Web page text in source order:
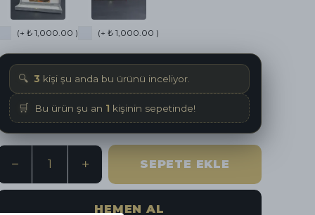
(+ ₺ 1,000.00 ) (+ ₺ 1,000.00 )
🔍 3 kişi şu anda bu ürünü inceliyor.
🛒 Bu ürün şu an 1 kişinin sepetinde!
SEPETE EKLE
HEMEN AL